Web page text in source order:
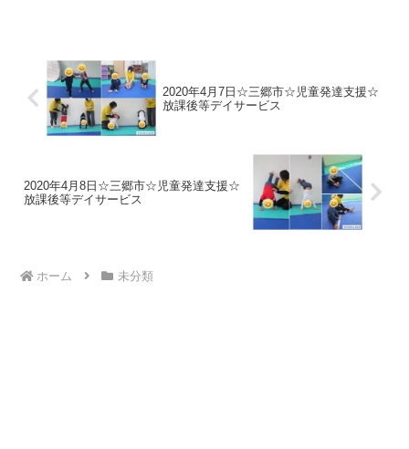
2020年4月7日☆三郷市☆児童発達支援☆
放課後等デイサービス
2020年4月8日☆三郷市☆児童発達支援☆
放課後等デイサービス
ホーム 未分類